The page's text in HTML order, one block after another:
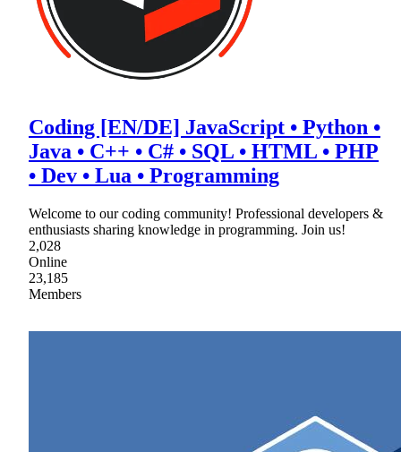
Coding [EN/DE] JavaScript • Python •
Java • C++ • C# • SQL • HTML • PHP
• Dev • Lua • Programming
Welcome to our coding community! Professional developers &
enthusiasts sharing knowledge in programming. Join us!
2,028
Online
23,185
Members